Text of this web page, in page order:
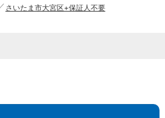
さいたま市大宮区+保証人不要